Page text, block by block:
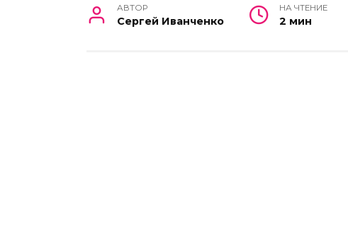
АВТОР
Сергей Иванченко
НА ЧТЕНИЕ
2 мин